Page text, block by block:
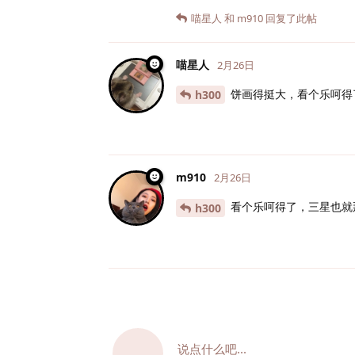
喵星人 和 m910 回复了此帖
喵星人 2月26日
h300 饼画得挺大，看个乐呵
m910 2月26日
h300 看个乐呵得了，三星也
说点什么吧...